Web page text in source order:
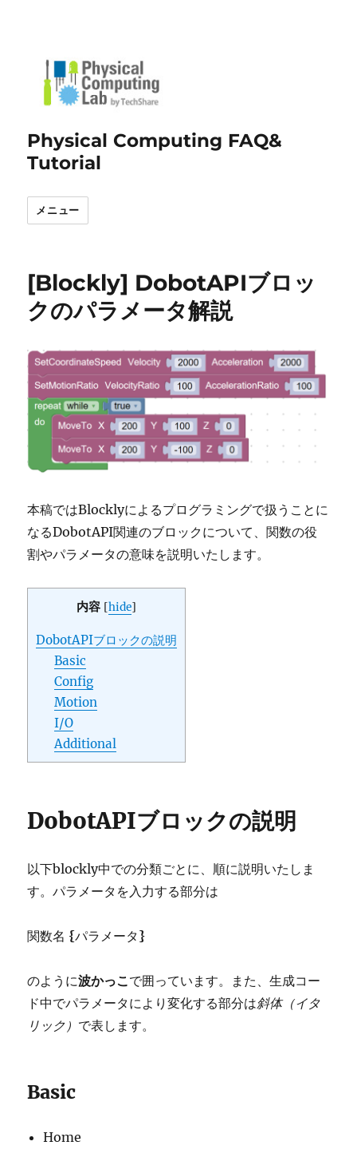
Physical Computing FAQ&
Tutorial
メニュー
[Blockly] DobotAPIブロッ
クのパラメータ解説
本稿ではBlocklyによるプログラミングで扱うことに
なるDobotAPI関連のブロックについて、関数の役
割やパラメータの意味を説明いたします。
内容 [hide]
DobotAPIブロックの説明
Basic
Config
Motion
I/O
Additional
DobotAPIブロックの説明
以下blockly中での分類ごとに、順に説明いたしま
す。パラメータを入力する部分は
関数名 {パラメータ}
のように波かっこで囲っています。また、生成コー
ド中でパラメータにより変化する部分は斜体（イタ
リック） で表します。
Basic
Home